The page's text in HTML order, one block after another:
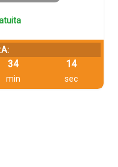
34
min
14
sec